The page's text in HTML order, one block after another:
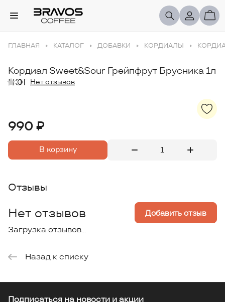
ГЛАВНАЯ КАТАЛОГ ДОБАВКИ КОРДИАЛЫ
Кордиал Sweet&Sour Грейпфрут Брусника 1л
ПЭТ
0 Нет отзывов
990 ₽
В корзину
Отзывы
Загрузка отзывов...
Нет отзывов Добавить отзыв
Назад к списку
Подписаться на новости и акции